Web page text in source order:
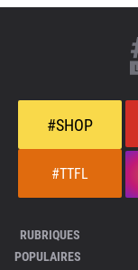
#SHOP
#TTFL
RUBRIQUES
POPULAIRES